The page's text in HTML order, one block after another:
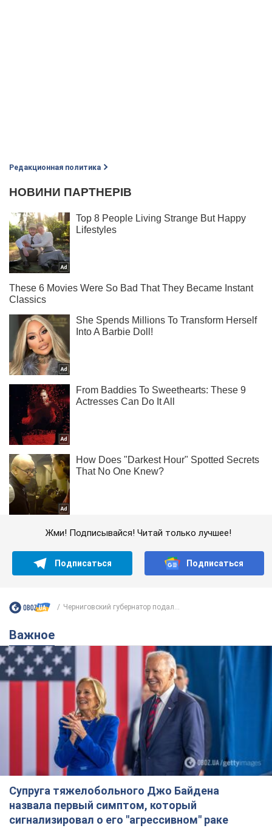
Редакционная политика
Жми! Подписывайся! Читай только лучшее!
Подписаться Подписаться
Черниговский губернатор подал...
Важное
Супруга тяжелобольного Джо Байдена
назвала первый симптом, который
сигнализировал о его "агрессивном" раке